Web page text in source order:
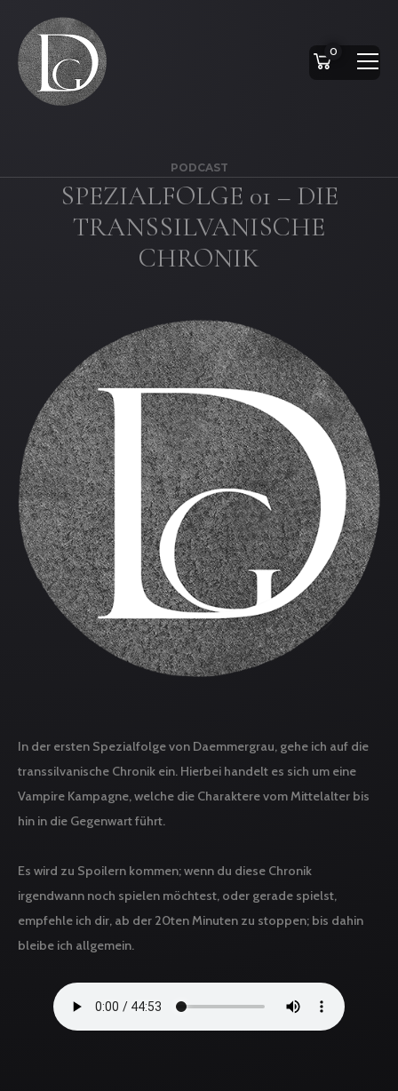
0
PODCAST
SPEZIALFOLGE 01 – DIE
TRANSSILVANISCHE
CHRONIK
In der ersten Spezialfolge von Daemmergrau, gehe ich auf die
transsilvanische Chronik ein. Hierbei handelt es sich um eine
Vampire Kampagne, welche die Charaktere vom Mittelalter bis
hin in die Gegenwart führt.
Es wird zu Spoilern kommen; wenn du diese Chronik
irgendwann noch spielen möchtest, oder gerade spielst,
empfehle ich dir, ab der 20ten Minuten zu stoppen; bis dahin
bleibe ich allgemein.